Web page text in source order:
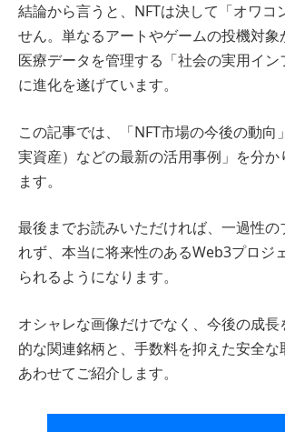
結論から言うと、NFTは決して「オワコ
せん。単なるアートやゲームの投機対
医療データを管理する「社会の実用イン
に進化を遂げています。
この記事では、「NFT市場の今後の動向
実資産）などの最新の活用事例」を分か
ます。
最後までお読みいただければ、一過性の
れず、本当に将来性のあるWeb3プロジ
られるようになります。
オシャレな画像だけでなく、今後の成
的な関連銘柄と、手数料を抑えた安全な
あわせてご紹介します。